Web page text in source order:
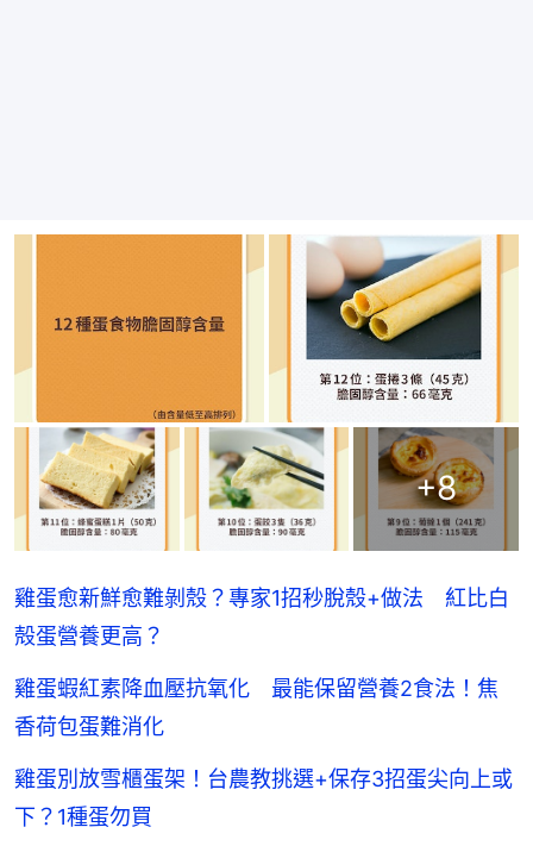
+8
雞蛋愈新鮮愈難剝殼？專家1招秒脫殼+做法 紅比白
殻蛋營養更高？
雞蛋蝦紅素降血壓抗氧化 最能保留營養2食法！焦
香荷包蛋難消化
雞蛋別放雪櫃蛋架！台農教挑選+保存3招蛋尖向上或
下？1種蛋勿買